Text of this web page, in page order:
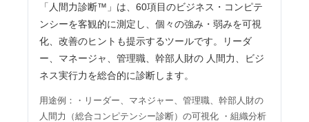
「人間力診断™」は、60項目のビジネス・コンピテ
ンシーを客観的に測定し、個々の強み・弱みを可視
化、改善のヒントも提示するツールです。リーダ
ー、マネージャ、管理職、幹部⼈財の ⼈間⼒、ビジ
ネス実行力を総合的に診断します。
用途例：・リーダー、マネジャー、管理職、幹部人財の
人間力（総合コンピテンシー診断）の可視化 ・組織分析